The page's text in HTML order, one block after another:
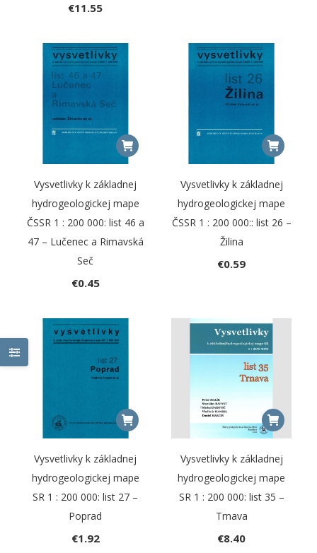
€11.55
Vysvetlivky k základnej
hydrogeologickej mape
ČSSR 1 : 200 000: list 46 a
47 – Lučenec a Rimavská
Seč
€0.45
Vysvetlivky k základnej
hydrogeologickej mape
ČSSR 1 : 200 000:: list 26 –
Žilina
€0.59
Vysvetlivky k základnej
hydrogeologickej mape
SR 1 : 200 000: list 27 –
Poprad
€1.92
Vysvetlivky k základnej
hydrogeologickej mape
SR 1 : 200 000: list 35 –
Trnava
€8.40